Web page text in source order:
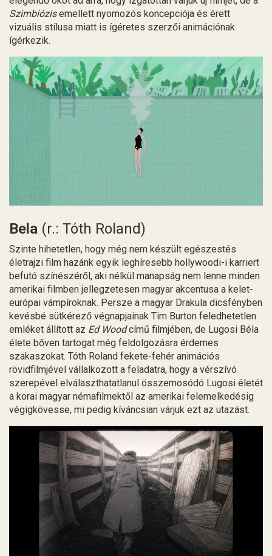
Szimbiózisemellett nyomozós koncepciója és érett
vizuális stílusa miatt is ígéretes szerzői animációnak
ígérkezik.
Bela (r.: Tóth Roland)
Szinte hihetetlen, hogy még nem készült egészestés
életrajzi film hazánk egyik leghíresebb hollywoodi-i karriert
befutó színészéről, aki nélkül manapság nem lenne minden
amerikai filmben jellegzetesen magyar akcentusa a kelet-
európai vámpíroknak. Persze a magyar Drakula dicsfényben
kevésbé sütkérező végnapjainak Tim Burton feledhetetlen
emléket állított az Ed Woodcímű filmjében, de Lugosi Béla
élete bőven tartogat még feldolgozásra érdemes
szakaszokat. Tóth Roland fekete-fehér animációs
rövidfilmjével vállalkozott a feladatra, hogy a vérszívó
szerepével elválaszthatatlanul összemosódó Lugosi életét
a korai magyar némafilmektől az amerikai felemelkedésig
végigkövesse, mi pedig kíváncsian várjuk ezt az utazást.